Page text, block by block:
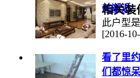
美邂逅
此户型
[2016-
看了里
们都惊
相关装